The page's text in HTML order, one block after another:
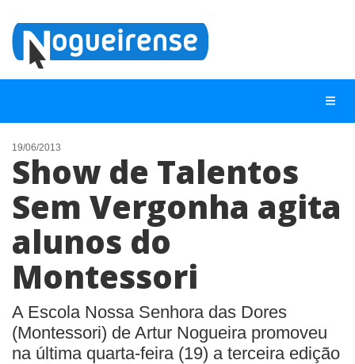
NOTÍCIAS
LISTA DIGITAL
TELEFONES ÚTEIS
CONTATO
ANUNCIE
BUSCAR
19/06/2013
Show de Talentos
Sem Vergonha agita
alunos do
Montessori
A Escola Nossa Senhora das Dores
(Montessori) de Artur Nogueira promoveu
na última quarta-feira (19) a terceira edição